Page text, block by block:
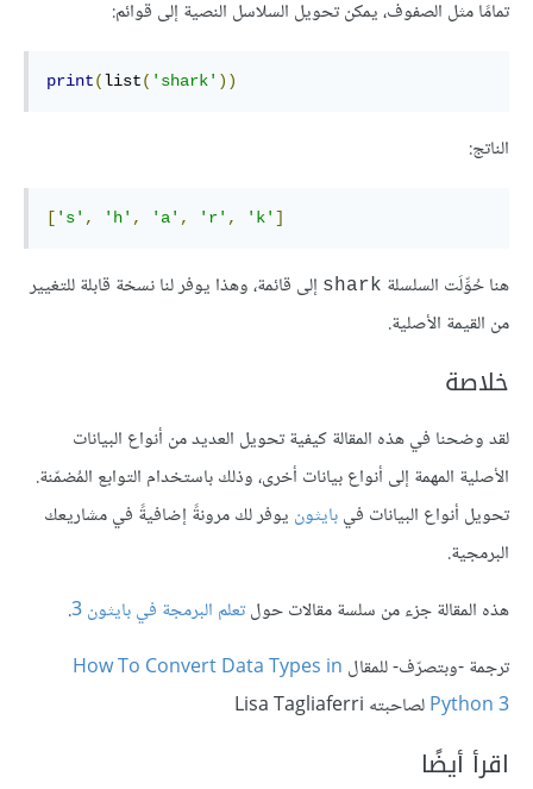
تمامًا مثل الصفوف، يمكن تحويل السلاسل النصية إلى قوائم:
print(list( 'shark' ))
الناتج:
[ 's' , 'h' , 'a' , 'r' , 'k' ]
هنا حُوِّلَت السلسلة shark إلى قائمة، وهذا يوفر لنا نسخة قابلة للتغيير
من القيمة الأصلية.
خلاصة
لقد وضحنا في هذه المقالة كيفية تحويل العديد من أنواع البيانات
الأصلية المهمة إلى أنواع بيانات أخرى، وذلك باستخدام التوابع المُضمّنة.
تحويل أنواع البيانات فيبايثون يوفر لك مرونةً إضافيةً في مشاريعك
البرمجية.
هذه المقالة جزء من سلسة مقالات حولتعلم البرمجة في بايثون 3 .
ترجمة -وبتصرّف- للمقال How To Convert Data Types in
Python 3لصاحبته Lisa Tagliaferri
اقرأ أيضًا